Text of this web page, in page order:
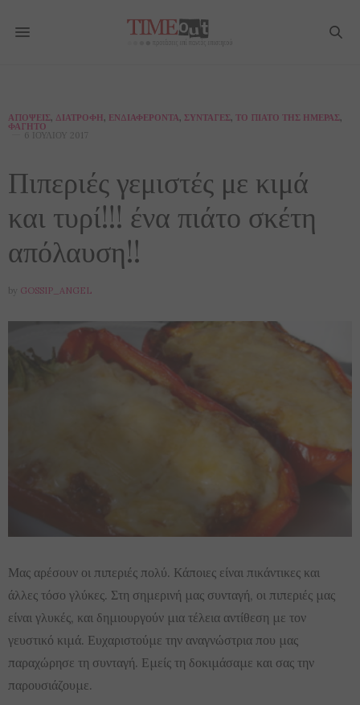
ΑΠΌΨΕΙΣ, ΔΙΑΤΡΟΦΉ, ΕΝΔΙΑΦΈΡΟΝΤΑ, ΣΥΝΤΑΓΈΣ, ΤΟ ΠΙΆΤΟ ΤΗΣ ΗΜΈΡΑΣ,
ΦΑΓΗΤΌ
6 ΙΟΥΛΊΟΥ 2017
Πιπεριές γεμιστές με κιμά
και τυρί!!! ένα πιάτο σκέτη
απόλαυση!!
by GOSSIP_ANGEL
Μας αρέσουν οι πιπεριές πολύ. Κάποιες είναι πικάντικες και
άλλες τόσο γλύκες. Στη σημερινή μας συνταγή, οι πιπεριές μας
είναι γλυκές, και δημιουργούν μια τέλεια αντίθεση με τον
γευστικό κιμά. Ευχαριστούμε την αναγνώστρια που μας
παραχώρησε τη συνταγή. Εμείς τη δοκιμάσαμε και σας την
παρουσιάζουμε.